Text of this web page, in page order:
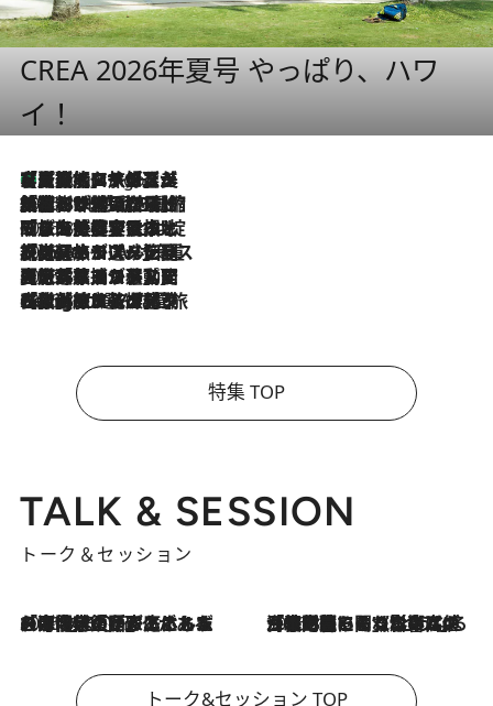
CREA 2026年夏号 やっぱり、ハワ
イ！
6 Hours Ago
【厳選旅コスメ】「多機能アイテムがメイン！」旅好き美容エディターが選んだ夏旅ベストコスメを発表【Mサイズジップ】
2026.8.6
「荷物が増えるほど旅ストレスは増す」美容ジャーナリストがたどり着いた最終結論。“化粧品を劇的に減らす”感動の凝縮美容とは
2026.8.6
「旅先には金髪ウィッグを持参」日本と同じメイクでは損してる!? 美容ジャーナリストが提案する“掟破りの旅美容”とは
2026.8.6
【厳選旅コスメ】「身軽さ＆UV対策重視！」ヘアアーティストshucoが選んだ夏旅ベストコスメを発表【Mサイズジップ】
2026.8.5
【厳選旅コスメ】国内をあちこち移動する河井菜摘が選んだ夏旅ベストコスメ発表！「リラックスアイテムはマスト」【Mサイズジップ】
2026.8.4
【厳選旅コスメ】「紫外線＆乾燥対策しながらメイク感も！」ヘア＆メイクGeorgeが選んだ夏旅ベストコスメを発表！【Mサイズジップ】
特集 TOP
TALK & SESSION
トーク＆セッション
2026.8.3
「今後値上げがあるとすれば…」「リスクがあるのは今年の冬」エネルギー専門家が語る、ホルムズ海峡封鎖が家庭にもたらす“ある心配” 2026.8.3
「住宅建てられない…」「サーチャージ料の高値が続いている」ホルムズ海峡封鎖による影響はいつまで続く？《エネルギー専門家に聞く“どうなる日本の暮らし”》
トーク&セッション TOP